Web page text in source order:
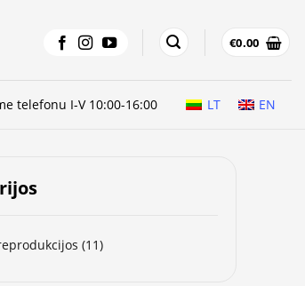
€0.00
telefonu I-V 10:00-16:00 LT EN
(11)